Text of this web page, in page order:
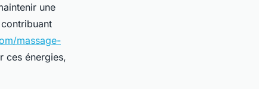
une
massage-
ces énergies,